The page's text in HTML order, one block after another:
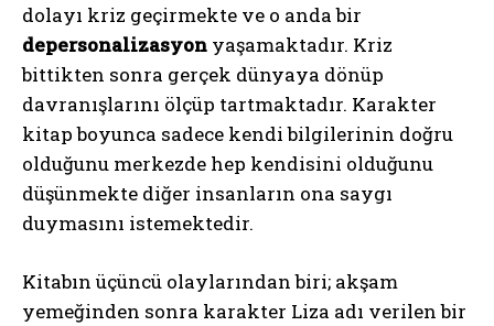
dolayı kriz geçirmekte ve o anda bir
depersonalizasyon yaşamaktadır. Kriz
bittikten sonra gerçek dünyaya dönüp
davranışlarını ölçüp tartmaktadır. Karakter
kitap boyunca sadece kendi bilgilerinin doğru
olduğunu merkezde hep kendisini olduğunu
düşünmekte diğer insanların ona saygı
duymasını istemektedir.
Kitabın üçüncü olaylarından biri; akşam
yemeğinden sonra karakter Liza adı verilen bir